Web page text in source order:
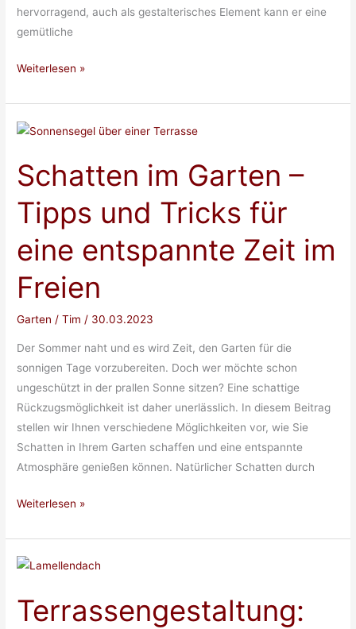
hervorragend, auch als gestalterisches Element kann er eine
gemütliche
Paravents
Garten:
So
du
eine
gemütliche
und
stilvolle
Weiterlesen »
Schatten im Garten –
Tipps und Tricks für
eine entspannte Zeit im
Freien
Garten /Tim/ 30.03.2023
Der Sommer naht und es wird Zeit, den Garten für die
sonnigen Tage vorzubereiten. Doch wer möchte schon
ungeschützt in der prallen Sonne sitzen? Eine schattige
Rückzugsmöglichkeit ist daher unerlässlich. In diesem Beitrag
stellen wir Ihnen verschiedene Möglichkeiten vor, wie Sie
Schatten in Ihrem Garten schaffen und eine entspannte
Atmosphäre genießen können. Natürlicher Schatten durch
Schatten
Garten
–
und
Tricks
Weiterlesen »
Terrassengestaltung: